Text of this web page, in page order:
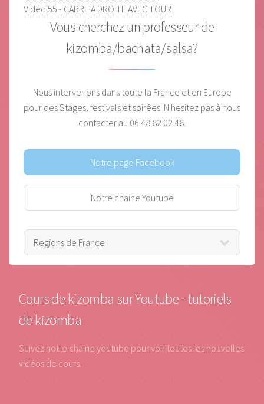
Vidéo 55 - CARRE A DROITE AVEC TOUR
Vous cherchez un professeur de
kizomba/bachata/salsa?
Nous intervenons dans toute la France et en Europe
pour des Stages, festivals et soirées. N'hesitez pas à nous
contacter au 06 48 82 02 48.
Notre page Facebook
Notre chaine Youtube
Cours de kizomba sur Youtube - tutoriels
de kizomba
Suivez notre chaine youtube pour voir toutes les nouvelles
vidéos de cours.